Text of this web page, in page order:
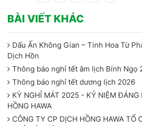
BÀI VIẾT KHÁC
Dấu Ấn Không Gian – Tinh Hoa Từ
Dịch Hồn
Thông báo nghỉ tết âm lịch Bính Ngọ
Thông báo nghỉ tết dương lịch 2026
KỲ NGHỈ MÁT 2025 - KỶ NIỆM ĐÁNG
HỒNG HAWA
CÔNG TY CP DỊCH HỒNG HAWA TỔ